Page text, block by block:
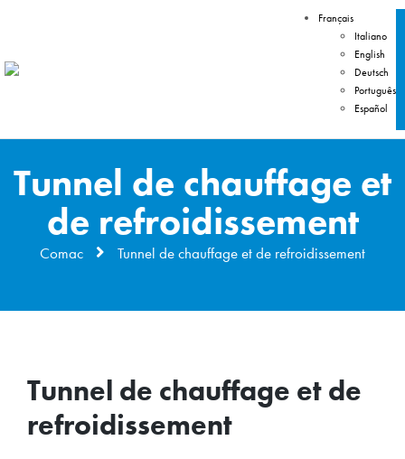
Français
Italiano
English
Deutsch
Português
Español
Tunnel de chauffage et
de refroidissement
Comac Tunnel de chauffage et de refroidissement
Tunnel de chauffage et de
refroidissement